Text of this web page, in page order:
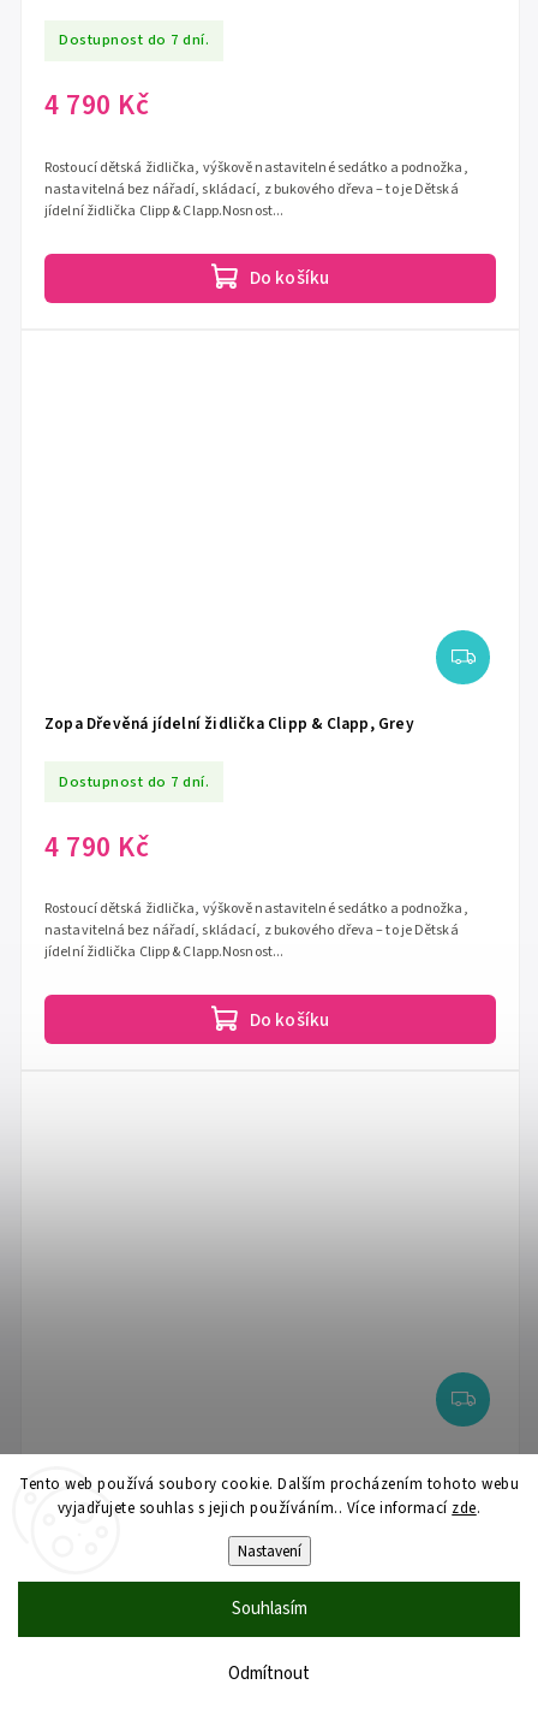
Tento web používá soubory cookie. Dalším procházením tohoto webu
vyjadřujete souhlas s jejich používáním.. Více informací zde.
Nastavení
Odmítnout
Souhlasím
Dostupnost do 7 dní.
4 790 Kč
Do košíku
Rostoucí dětská židlička, výškově nastavitelné sedátko a podnožka,
nastavitelná bez nářadí, skládací, z bukového dřeva – to je Dětská
jídelní židlička Clipp & Clapp.Nosnost...
Zopa Dřevěná jídelní židlička Clipp & Clapp, Grey
Dostupnost do 7 dní.
4 790 Kč
Do košíku
Rostoucí dětská židlička, výškově nastavitelné sedátko a podnožka,
nastavitelná bez nářadí, skládací, z bukového dřeva – to je Dětská
jídelní židlička Clipp & Clapp.Nosnost...
Dostupnost do 7 dní.
4 790 Kč
nastavitelná bez nářadí, skládací, z bukového dřeva – to je Dětská